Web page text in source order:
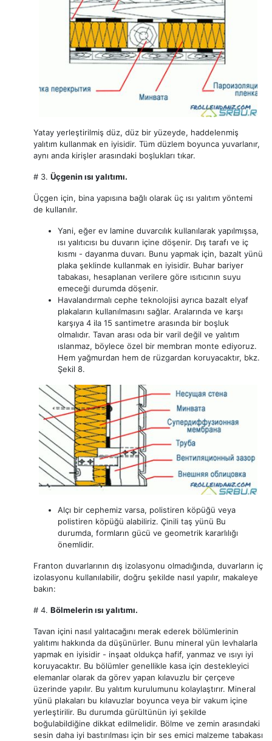
Yatay yerleştirilmiş düz, düz bir yüzeyde, haddelenmiş
yalıtım kullanmak en iyisidir. Tüm düzlem boyunca yuvarlanır,
aynı anda kirişler arasındaki boşlukları tıkar.
# 3. Üçgenin ısı yalıtımı.
Üçgen için, bina yapısına bağlı olarak üç ısı yalıtım yöntemi
de kullanılır.
Yani, eğer ev lamine duvarcılık kullanılarak yapılmışsa,
ısı yalıtıcısı bu duvarın içine döşenir. Dış tarafı ve iç
kısmı - dayanma duvarı. Bunu yapmak için, bazalt yünü
plaka şeklinde kullanmak en iyisidir. Buhar bariyer
tabakası, hesaplanan verilere göre ısıtıcının suyu
emeceği durumda döşenir.
Havalandırmalı cephe teknolojisi ayrıca bazalt elyaf
plakaların kullanılmasını sağlar. Aralarında ve karşı
karşıya 4 ila 15 santimetre arasında bir boşluk
olmalıdır. Tavan arası oda bir varil değil ve yalıtım
ıslanmaz, böylece özel bir membran monte ediyoruz.
Hem yağmurdan hem de rüzgardan koruyacaktır, bkz.
Şekil 8.
Alçı bir cephemiz varsa, polistiren köpüğü veya
polistiren köpüğü alabiliriz. Çinili taş yünü Bu
durumda, formların gücü ve geometrik kararlılığı
önemlidir.
Franton duvarlarının dış izolasyonu olmadığında, duvarların iç
izolasyonu kullanılabilir, doğru şekilde nasıl yapılır, makaleye
bakın:
# 4. Bölmelerin ısı yalıtımı.
Tavan içini nasıl yalıtacağını merak ederek bölümlerinin
yalıtımı hakkında da düşünürler. Bunu mineral yün levhalarla
yapmak en iyisidir - inşaat oldukça hafif, yanmaz ve ısıyı iyi
koruyacaktır. Bu bölümler genellikle kasa için destekleyici
elemanlar olarak da görev yapan kılavuzlu bir çerçeve
üzerinde yapılır. Bu yalıtım kurulumunu kolaylaştırır. Mineral
yünü plakaları bu kılavuzlar boyunca veya bir vakum içine
yerleştirilir. Bu durumda gürültünün iyi şekilde
boğulabildiğine dikkat edilmelidir. Bölme ve zemin arasındaki
sesin daha iyi bastırılması için bir ses emici malzeme tabakası